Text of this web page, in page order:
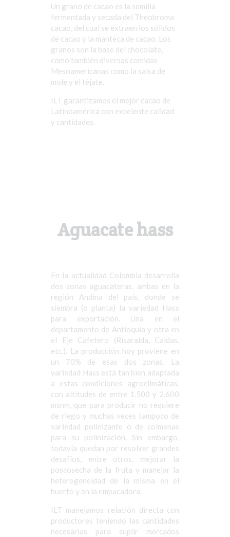
Un grano de cacao es la semilla
fermentada y secada del Theobroma
cacao, del cual se extraen los sólidos
de cacao y la manteca de cacao. Los
granos son la base del chocolate,
como también diversas comidas
Mesoamericanas como la salsa de
mole y el téjate.
ILT garantizamos el mejor cacao de
Latinoamérica con excelente calidad
y cantidades.
Aguacate hass
En la actualidad Colombia desarrolla
dos zonas aguacateras, ambas en la
región Andina del país, donde se
siembra (o planta) la variedad Hass
para exportación. Una en el
departamento de Antioquia y otra en
el Eje Cafetero (Risaralda, Caldas,
etc.). La producción hoy proviene en
un 70% de esas dos zonas. La
variedad Hass está tan bien adaptada
a estas condiciones agroclimáticas,
con altitudes de entre 1.500 y 2.600
msnm, que para producir no requiere
de riego y muchas veces tampoco de
variedad polinizante o de colmenas
para su polinización. Sin embargo,
todavía quedan por resolver grandes
desafíos, entre otros, mejorar la
poscosecha de la fruta y manejar la
heterogeneidad de la misma en el
huerto y en la empacadora.
ILT manejamos relación directa con
productores teniendo las cantidades
necesarias para suplir mercados